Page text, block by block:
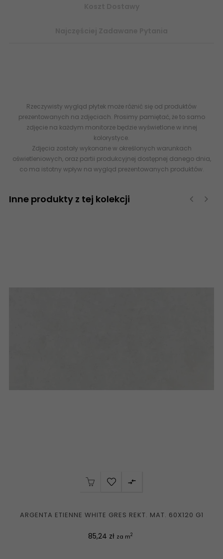
Rzeczywisty wygląd płytek może różnić się od produktów
prezentowanych na zdjęciach. Prosimy pamiętać, że to samo
zdjęcie na każdym monitorze będzie wyświetlone w innej
kolorystyce.
Zdjęcia zostały wykonane w określonych warunkach
oświetleniowych, oraz partii produkcyjnej dostępnej danego dnia,
co ma istotny wpływ na wygląd prezentowanych produktów.
Inne produkty z tej kolekcji

ARGENTA ETIENNE WHITE GRES REKT. MAT. 60X120 G1
Cena
85,24 zł za m2